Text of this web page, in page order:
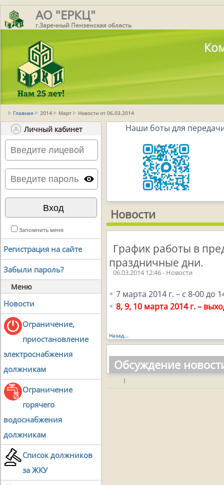
АО "ЕРКЦ"
г.Заречный Пензенская область
Главная 2014 Март Новости от 06.03.2014
Личный кабинет
Запомнить меня
Регистрация на сайте
Забыли пароль?
Меню
Новости
Ограничение,
приостановление
электроснабжения
должникам
Ограничение
горячего
водоснабжения
должникам
Список должников
за ЖКУ
Наши боты для
Новости
График работы в
праздничные дни.
06.03.2014 12:46 - Новости
7 марта 2014 г. – с 8-00 до
8, 9, 10 марта 2014 г. –
Назад...
Обсуждение
|